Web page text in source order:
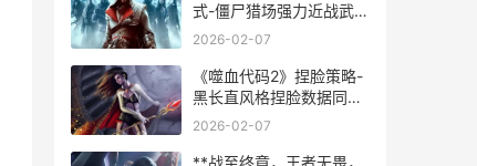
式-僵尸猎场强力近战武器
详细解答 逆战未来死神镰
2026-02-07
《噬血代码2》捏脸策略-
黑长直风格捏脸数据同享
噬血代码2黄金血泪晶
2026-02-07
**战至终章，王者无畏，